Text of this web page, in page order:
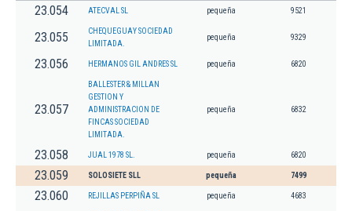
23.054 ATECVAL SL pequeña 9521
23.055
CHEQUEGUAY SOCIEDAD
LIMITADA.
pequeña 9329
23.056 HERMANOS GIL ANDRES SL pequeña 6820
23.057
BALLESTER & MILLAN
GESTION Y
ADMINISTRACION DE
FINCAS SOCIEDAD
LIMITADA.
pequeña 6832
23.058 JUAL 1978 SL. pequeña 6820
23.059 SOLOSIETE SLL pequeña 7499
23.060 REJILLAS PERPIÑA SL pequeña 4683